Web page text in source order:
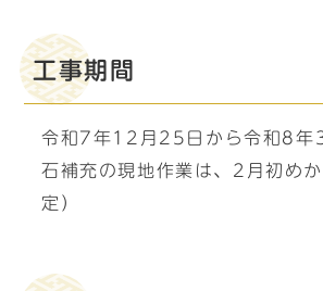
工事期間
令和7年12月25日から令和8年
石補充の現地作業は、2月初め
定）